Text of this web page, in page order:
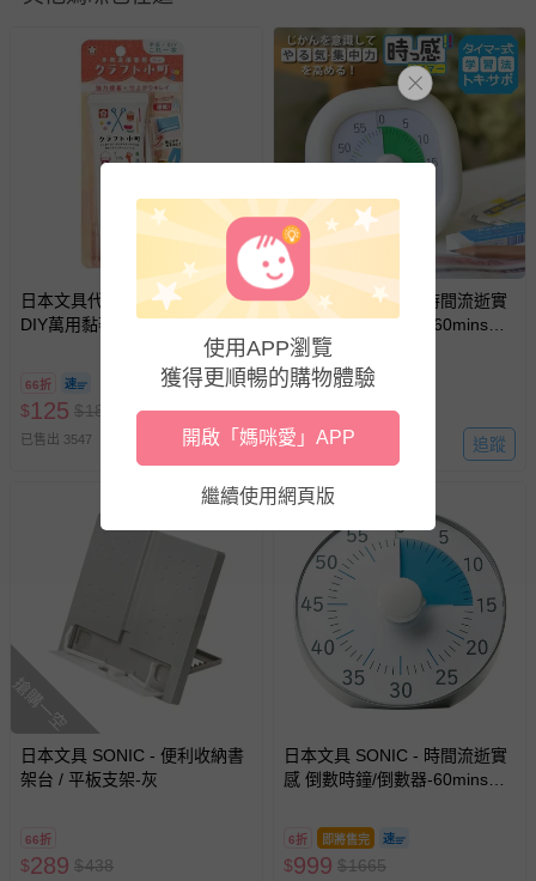
退貨，您可至『查詢訂單』>『已出貨』中查詢該筆訂單，
並點選『我要退貨』即可進行申請。若有相關退貨問題，請
至媽咪愛LINE@客服ID: @mamilove我們將依序為您處理
與服務，謝謝。
針對滿件折/滿額贈…等活動，如因部份退貨，而該訂單保
留商品未達活動門檻，將以原價計算，活動贈品亦需一併退
部分商品依據消費者保護法的規定，不適用七天鑑賞期/猶
豫期範圍：
易於腐敗、保存期限較短或解約時即將逾期（例如生鮮
商品、食品等）。
報紙、期刊或雜誌（惟書籍如經拆封、使用，則酌收整
新費用）。
經消費者拆封之影音商品或電腦軟體（例如 DVD、CD
等）。
非以有形媒介提供之數位內容或一經提供即為完成之線
上服務，經消費者事先同意始提供（例如線上課程、遊
戲或活動點數等）。
已拆封之以下類型商品：
-個人衛生用品（例如尿布、貼身衣物、泳裝、襪子、地
墊、寢具類等）。
-新生兒親膚衣物（嬰幼兒包巾與背巾、包屁衣、學習
褲、紗布衣等）。
-接觸性孕哺產品（奶嘴、奶瓶、擠乳器、哺乳衣、托腹
-其他原廠盒裝商品封口處已貼上「不可拆封」，或具警
示字句等說明貼紙、封條者。
日本文具代購 - 日本製多功能
DIY萬用黏著劑(50ml)
66折
$125 $189
已售出 3547
搶購一空
日本文具 SONIC - 時間流逝實
感 倒數時鐘/倒數器-60mins版-
象牙白 (10cm)
66折
$638 $967
已售出 970 追蹤
搶購一空
日本文具 SONIC - 便利收納書
架台 / 平板支架-灰
66折
$289 $438
日本文具 SONIC - 時間流逝實
感 倒數時鐘/倒數器-60mins版-
6折 即將售完
$999 $1665
使用APP瀏覽
獲得更順暢的購物體驗
開啟「媽咪愛」APP
繼續使用網頁版